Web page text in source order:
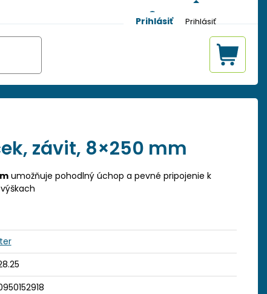
Prihlásiť
závit, 8×250 mm
umožňuje pohodlný úchop a pevné pripojenie k